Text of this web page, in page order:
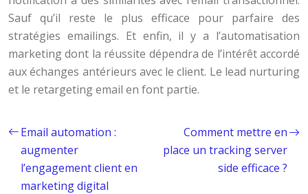
Sauf qu’il reste le plus efficace pour parfaire des
stratégies emailings. Et enfin, il y a l’automatisation
marketing dont la réussite dépendra de l’intérêt accordé
aux échanges antérieurs avec le client. Le lead nurturing
et le retargeting email en font partie.
Email automation :
augmenter
l’engagement client en
marketing digital
Comment mettre en
place un tracking server
side efficace ?